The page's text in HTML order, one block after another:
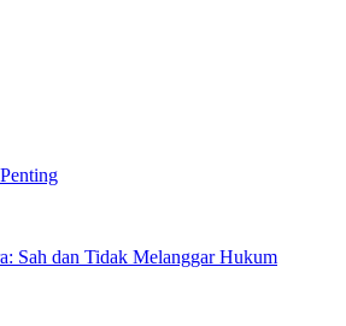
Sah dan Tidak Melanggar Hukum